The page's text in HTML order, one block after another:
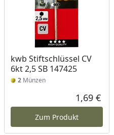
kwb Stiftschlüssel CV
6kt 2,5 SB 147425
2 Münzen
1,69 €
Zum Produkt